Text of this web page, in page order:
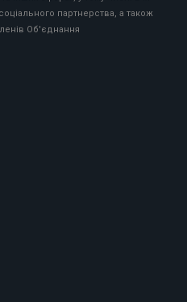
партнерства, а також
Об'єднання